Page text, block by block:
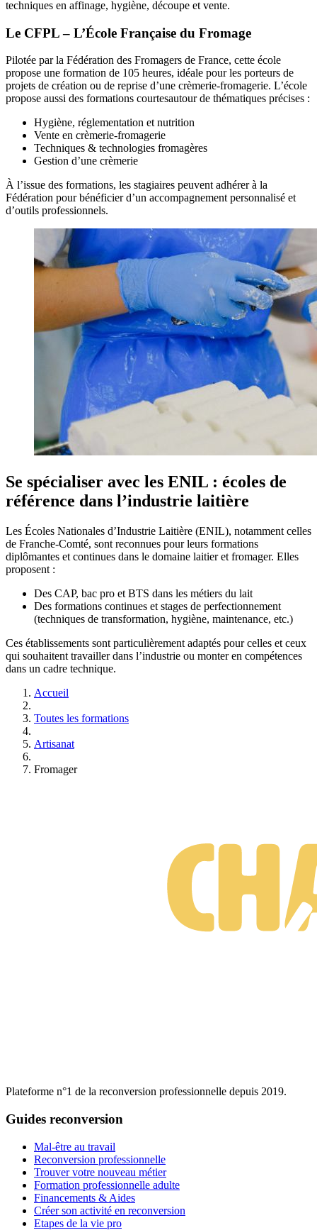
techniques en affinage, hygiène, découpe et vente.
Le CFPL – L’École Française du Fromage
Pilotée par la Fédération des Fromagers de France, cette école
propose une formation de 105 heures, idéale pour les porteurs de
projets de création ou de reprise d’une crèmerie-fromagerie. L’école
propose aussi des formations courtesautour de thématiques précises :
Hygiène, réglementation et nutrition
Vente en crèmerie-fromagerie
Techniques & technologies fromagères
Gestion d’une crèmerie
À l’issue des formations, les stagiaires peuvent adhérer à la
Fédération pour bénéficier d’un accompagnement personnalisé et
d’outils professionnels.
Se spécialiser avec les ENIL : écoles de
référence dans l’industrie laitière
Les Écoles Nationales d’Industrie Laitière (ENIL), notamment celles
de Franche-Comté, sont reconnues pour leurs formations
diplômantes et continues dans le domaine laitier et fromager. Elles
proposent :
Des CAP, bac pro et BTS dans les métiers du lait
Des formations continues et stages de perfectionnement
(techniques de transformation, hygiène, maintenance, etc.)
Ces établissements sont particulièrement adaptés pour celles et ceux
qui souhaitent travailler dans l’industrie ou monter en compétences
dans un cadre technique.
Accueil
Toutes les formations
Artisanat
Fromager
Plateforme n°1 de la reconversion professionnelle depuis 2019.
Guides reconversion
Mal-être au travail
Reconversion professionnelle
Trouver votre nouveau métier
Formation professionnelle adulte
Financements & Aides
Créer son activité en reconversion
Etapes de la vie pro